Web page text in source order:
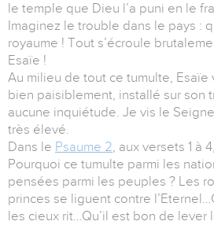
le temple que Dieu l’a puni en le
Imaginez le trouble dans le pays :
royaume ! Tout s’écroule
Esaïe !
Au milieu de tout ce tumulte, Esaïe
bien paisiblement, installé sur son
aucune inquiétude. Je vis le
très élevé.
Dans le Psaume 2, aux versets 1 à
Pourquoi ce tumulte parmi les
pensées parmi les peuples ? Les
princes se liguent contre
les cieux rit…Qu’il est bon de lever